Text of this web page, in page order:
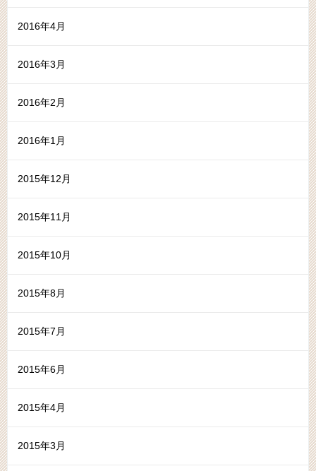
2016年4月
2016年3月
2016年2月
2016年1月
2015年12月
2015年11月
2015年10月
2015年8月
2015年7月
2015年6月
2015年4月
2015年3月